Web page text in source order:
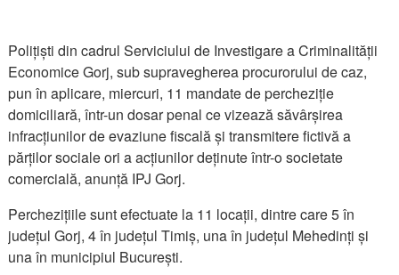
Polițiști din cadrul Serviciului de Investigare a Criminalității
Economice Gorj, sub supravegherea procurorului de caz,
pun în aplicare, miercuri, 11 mandate de percheziție
domiciliară, într-un dosar penal ce vizează săvârșirea
infracțiunilor de evaziune fiscală și transmitere fictivă a
părților sociale ori a acțiunilor deținute într-o societate
comercială, anunță IPJ Gorj.
Perchezițiile sunt efectuate la 11 locații, dintre care 5 în
județul Gorj, 4 în județul Timiș, una în județul Mehedinți și
una în municipiul București.